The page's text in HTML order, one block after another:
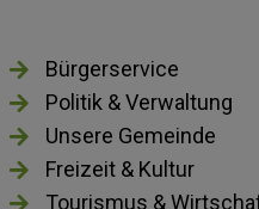
Bürgerservice
Politik & Verwaltung
Unsere Gemeinde
Freizeit & Kultur
Tourismus &